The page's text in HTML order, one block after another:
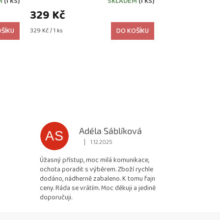
329 Kč
Měrná
329 Kč / 1 ks DO KOŠÍKU
5 z 5 hvězdiček.
AS
Adéla Sáblíková
Hodnocení obchodu je 5 z 5 hvězdiček.
| 1.12.2025
Úžasný přístup, moc milá komunikace,
ochota poradit s výběrem. Zboží rychle
dodáno, nádherně zabaleno. K tomu fajn
ceny. Ráda se vrátím. Moc děkuji a jedině
doporučuji.